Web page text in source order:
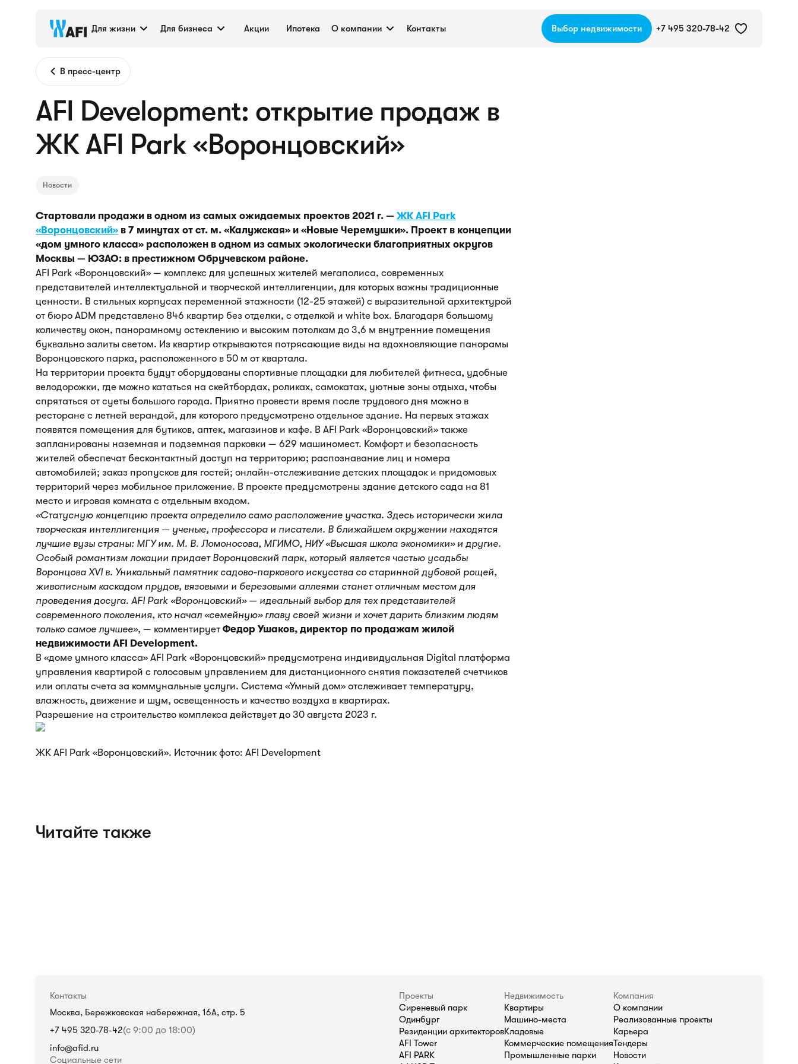
Для жизни Для бизнеса Акции Ипотека О компании Контакты Выбор недвижимости +7 495 320-78-42
В пресс-центр
AFI Development: открытие продаж в
ЖК AFI Park «Воронцовский»
Новости
Стартовали продажи в одном из самых ожидаемых проектов 2021 г. — ЖК AFI Park
«Воронцовский» в 7 минутах от ст. м. «Калужская» и «Новые Черемушки». Проект в концепции
«дом умного класса» расположен в одном из самых экологически благоприятных округов
Москвы — ЮЗАО: в престижном Обручевском районе.
AFI Park «Воронцовский» — комплекс для успешных жителей мегаполиса, современных
представителей интеллектуальной и творческой интеллигенции, для которых важны традиционные
ценности. В стильных корпусах переменной этажности (12-25 этажей) с выразительной архитектурой
от бюро ADM представлено 846 квартир без отделки, с отделкой и white box. Благодаря большому
количеству окон, панорамному остеклению и высоким потолкам до 3,6 м внутренние помещения
буквально залиты светом. Из квартир открываются потрясающие виды на вдохновляющие панорамы
Воронцовского парка, расположенного в 50 м от квартала.
На территории проекта будут оборудованы спортивные площадки для любителей фитнеса, удобные
велодорожки, где можно кататься на скейтбордах, роликах, самокатах, уютные зоны отдыха, чтобы
спрятаться от суеты большого города. Приятно провести время после трудового дня можно в
ресторане с летней верандой, для которого предусмотрено отдельное здание. На первых этажах
появятся помещения для бутиков, аптек, магазинов и кафе. В AFI Park «Воронцовский» также
запланированы наземная и подземная парковки — 629 машиномест. Комфорт и безопасность
жителей обеспечат бесконтактный доступ на территорию; распознавание лиц и номера
автомобилей; заказ пропусков для гостей; онлайн-отслеживание детских площадок и придомовых
территорий через мобильное приложение. В проекте предусмотрены здание детского сада на 81
место и игровая комната с отдельным входом.
«Статусную концепцию проекта определило само расположение участка. Здесь исторически жила
творческая интеллигенция — ученые, профессора и писатели. В ближайшем окружении находятся
лучшие вузы страны: МГУ им. М. В. Ломоносова, МГИМО, НИУ «Высшая школа экономики» и другие.
Особый романтизм локации придает Воронцовский парк, который является частью усадьбы
Воронцова XVI в. Уникальный памятник садово-паркового искусства со старинной дубовой рощей,
живописным каскадом прудов, вязовыми и березовыми аллеями станет отличным местом для
проведения досуга. AFI Park «Воронцовский» — идеальный выбор для тех представителей
современного поколения, кто начал «семейную» главу своей жизни и хочет дарить близким людям
только самое лучшее», — комментирует Федор Ушаков, директор по продажам жилой
недвижимости AFI Development.
В «доме умного класса» AFI Park «Воронцовский» предусмотрена индивидуальная Digital платформа
управления квартирой с голосовым управлением для дистанционного снятия показателей счетчиков
или оплаты счета за коммунальные услуги. Система «Умный дом» отслеживает температуру,
влажность, движение и шум, освещенность и качество воздуха в квартирах.
Разрешение на строительство комплекса действует до 30 августа 2023 г.
ЖК AFI Park «Воронцовский». Источник фото: AFI Development
Читайте также
Контакты
Москва, Бережковская набережная, 16А, стр. 5
+7 495 320-78-42(с 9:00 до 18:00)
info@afid.ru
Социальные сети
Проекты
Сиреневый парк
Одинбург
Резиденции архитекторов
AFI Tower
AFI PARK
Недвижимость
Квартиры
Машино-места
Кладовые
Коммерческие помещения
Промышленные парки
Компания
О компании
Реализованные проекты
Карьера
Тендеры
Новости